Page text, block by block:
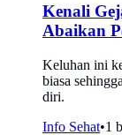
Kenali
Abaikan
Keluhan ini
biasa
diri.
Info Sehat•1